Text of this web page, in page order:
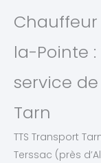
la-Pointe :
service
Tarn
TTS Transport
Terssac (près